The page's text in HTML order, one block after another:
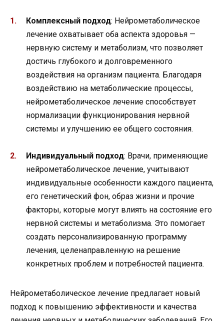
Комплексный подход: Нейрометаболическое
лечение охватывает оба аспекта здоровья —
нервную систему и метаболизм, что позволяет
достичь глубокого и долговременного
воздействия на организм пациента. Благодаря
воздействию на метаболические процессы,
нейрометаболическое лечение способствует
нормализации функционирования нервной
системы и улучшению ее общего состояния.
Индивидуальный подход: Врачи, применяющие
нейрометаболическое лечение, учитывают
индивидуальные особенности каждого пациента,
его генетический фон, образ жизни и прочие
факторы, которые могут влиять на состояние его
нервной системы и метаболизма. Это помогает
создать персонализированную программу
лечения, целенаправленную на решение
конкретных проблем и потребностей пациента.
Нейрометаболическое лечение предлагает новый
подход к повышению эффективности и качества